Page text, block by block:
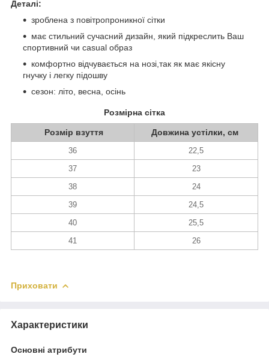
Деталі:
зроблена з повітропроникної сітки
має стильний сучасний дизайн, який підкреслить Ваш
спортивний чи сasual образ
комфортно відчувається на нозі,так як має якісну
гнучку і легку підошву
сезон: літо, весна, осінь
Розмірна сітка
Розмір взуття Довжина устілки, см
36
22,5
37
23
38
24
39
24,5
40
25,5
41
26
Приховати
Характеристики
Основні атрибути